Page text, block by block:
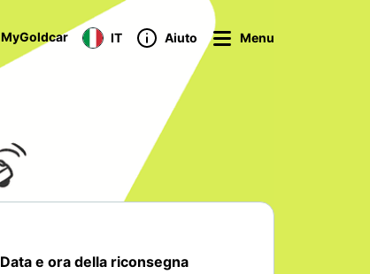
MyGoldcar IT Aiuto Menu
Data e ora della riconsegna